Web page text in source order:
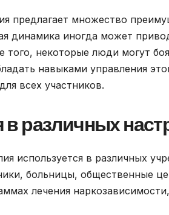
предлагает множество
динамика иногда может
некоторые люди могут
навыками управления
всех участников.
различных
используется в различных
больницы, общественные
лечения